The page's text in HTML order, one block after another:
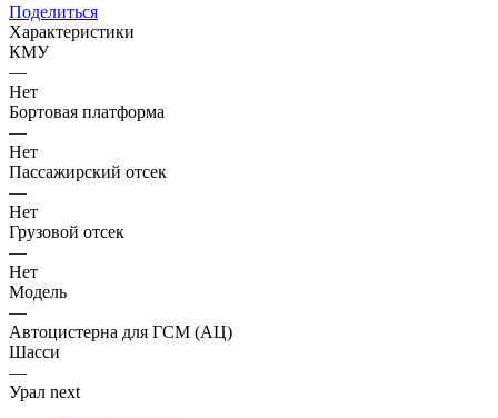
Поделиться
Характеристики
КМУ
—
Нет
Бортовая платформа
—
Нет
Пассажирский отсек
—
Нет
Грузовой отсек
—
Нет
Модель
—
Автоцистерна для ГСМ (АЦ)
Шасси
—
Урал next